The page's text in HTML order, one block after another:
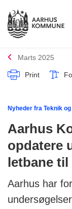
Marts 2025
Print
Nyheder fra Teknik
Aarhus
opdatere
letbane
Aarhus har